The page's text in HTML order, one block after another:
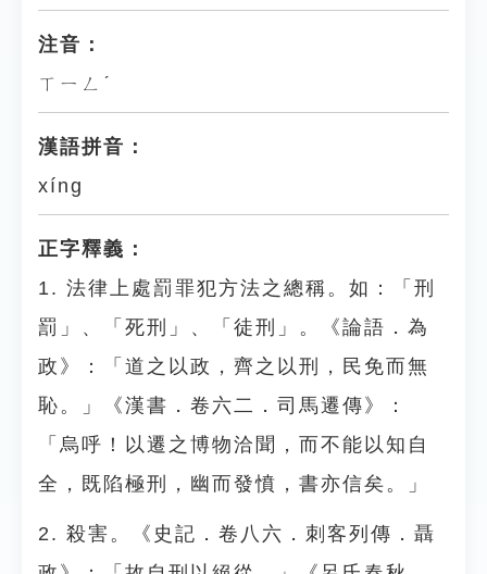
注音：
ㄒㄧㄥˊ
漢語拼音：
xíng
正字釋義：
1. 法律上處罰罪犯方法之總稱。如：「刑
罰」、「死刑」、「徒刑」。《論語．為
政》：「道之以政，齊之以刑，民免而無
恥。」《漢書．卷六二．司馬遷傳》：
「烏呼！以遷之博物洽聞，而不能以知自
全，既陷極刑，幽而發憤，書亦信矣。」
2. 殺害。《史記．卷八六．刺客列傳．聶